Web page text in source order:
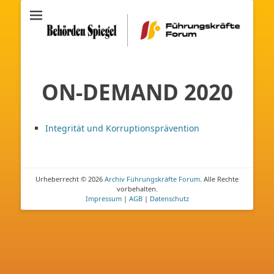
Archiv
Führungskräfte
ON-DEMAND 2020
Integrität und Korruptionsprävention
Urheberrecht © 2026 Archiv Führungskräfte Forum. Alle Rechte
vorbehalten.
Impressum| AGB| Datenschutz